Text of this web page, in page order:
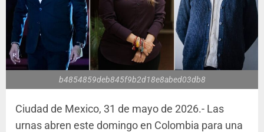
b4854859deb845f9b2d18e8abed03db8
Ciudad de Mexico, 31 de mayo de 2026.- Las
urnas abren este domingo en Colombia para una